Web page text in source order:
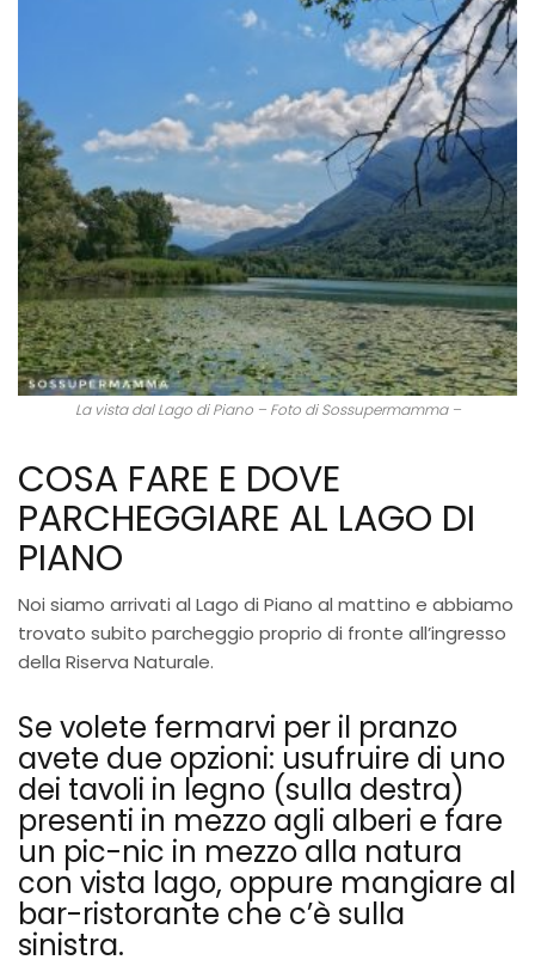
La vista dal Lago di Piano – Foto di Sossupermamma –
COSA FARE E DOVE
PARCHEGGIARE AL LAGO DI
PIANO
Noi siamo arrivati al Lago di Piano al mattino e abbiamo
trovato subito parcheggio proprio di fronte all’ingresso
della Riserva Naturale.
Se volete fermarvi per il pranzo
avete due opzioni: usufruire di uno
dei tavoli in legno (sulla destra)
presenti in mezzo agli alberi e fare
un pic-nic in mezzo alla natura
con vista lago, oppure mangiare al
bar-ristorante che c’è sulla
sinistra.